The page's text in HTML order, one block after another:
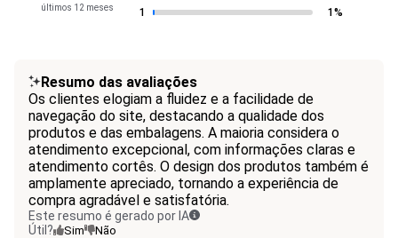
últimos 12 meses
1
1%
Resumo das avaliações
Os clientes elogiam a fluidez e a facilidade de
navegação do site, destacando a qualidade dos
produtos e das embalagens. A maioria considera o
atendimento excepcional, com informações claras e
atendimento cortês. O design dos produtos também é
amplamente apreciado, tornando a experiência de
compra agradável e satisfatória.
Este resumo é gerado por IA
Útil?
Sim Não